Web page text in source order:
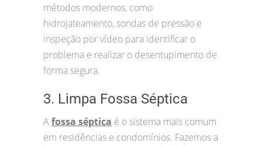
métodos modernos, como
hidrojateamento, sondas de pressão e
inspeção por vídeo para identificar o
problema e realizar o desentupimento de
forma segura.
3. Limpa Fossa Séptica
Afossa séptica é o sistema mais comum
em residências e condomínios. Fazemos a